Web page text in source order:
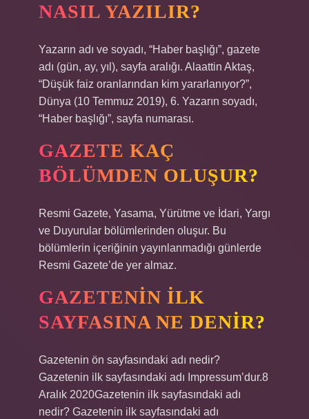
NASIL YAZILIR?
Yazarın adı ve soyadı, “Haber başlığı”, gazete
adı (gün, ay, yıl), sayfa aralığı. Alaattin Aktaş,
“Düşük faiz oranlarından kim yararlanıyor?”,
Dünya (10 Temmuz 2019), 6. Yazarın soyadı,
“Haber başlığı”, sayfa numarası.
GAZETE KAÇ
BÖLÜMDEN OLUŞUR?
Resmi Gazete, Yasama, Yürütme ve İdari, Yargı
ve Duyurular bölümlerinden oluşur. Bu
bölümlerin içeriğinin yayınlanmadığı günlerde
Resmi Gazete’de yer almaz.
GAZETENIN ILK
SAYFASINA NE DENIR?
Gazetenin ön sayfasındaki adı nedir?
Gazetenin ilk sayfasındaki adı Impressum’dur.8
Aralık 2020Gazetenin ilk sayfasındaki adı
nedir? Gazetenin ilk sayfasındaki adı